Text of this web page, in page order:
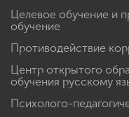
Целевое обучение и
обучение
Противодействие
Центр открытого
обучения русскому
Психолого-